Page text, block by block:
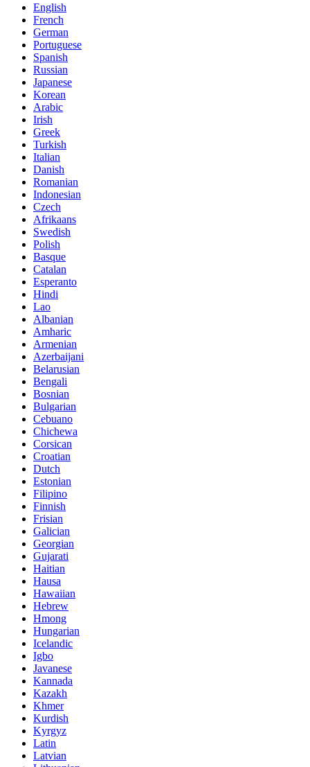
English
French
German
Portuguese
Spanish
Russian
Japanese
Korean
Arabic
Irish
Greek
Turkish
Italian
Danish
Romanian
Indonesian
Czech
Afrikaans
Swedish
Polish
Basque
Catalan
Esperanto
Hindi
Lao
Albanian
Amharic
Armenian
Azerbaijani
Belarusian
Bengali
Bosnian
Bulgarian
Cebuano
Chichewa
Corsican
Croatian
Dutch
Estonian
Filipino
Finnish
Frisian
Galician
Georgian
Gujarati
Haitian
Hausa
Hawaiian
Hebrew
Hmong
Hungarian
Icelandic
Igbo
Javanese
Kannada
Kazakh
Khmer
Kurdish
Kyrgyz
Latin
Latvian